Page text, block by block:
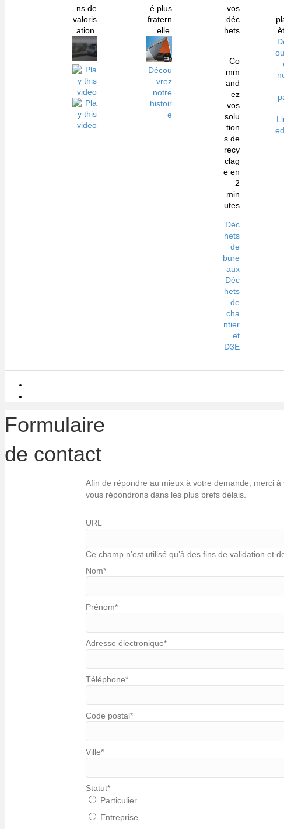
ns de
valoris
ation.
é plus
fratern
elle.
Décou
vrez
notre
histoir
e
vos
déc
hets
Co
mm
and
ez
vos
solu
tion
s de
recy
clag
e en
2
min
utes
Déc
hets
de
bure
aux
Déc
hets
de
cha
ntier
et
D3E
Formulaire
de contact
Afin de répondre au mieux à votre demande, merci
vous répondrons dans les plus brefs délais.
URL
Ce champ n’est utilisé qu’à des fins de validation et
Nom*
Prénom*
Adresse électronique*
Téléphone*
Code postal*
Ville*
Statut*
Particulier
Entreprise